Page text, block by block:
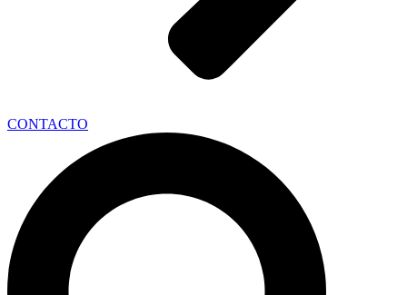
CONTACTO